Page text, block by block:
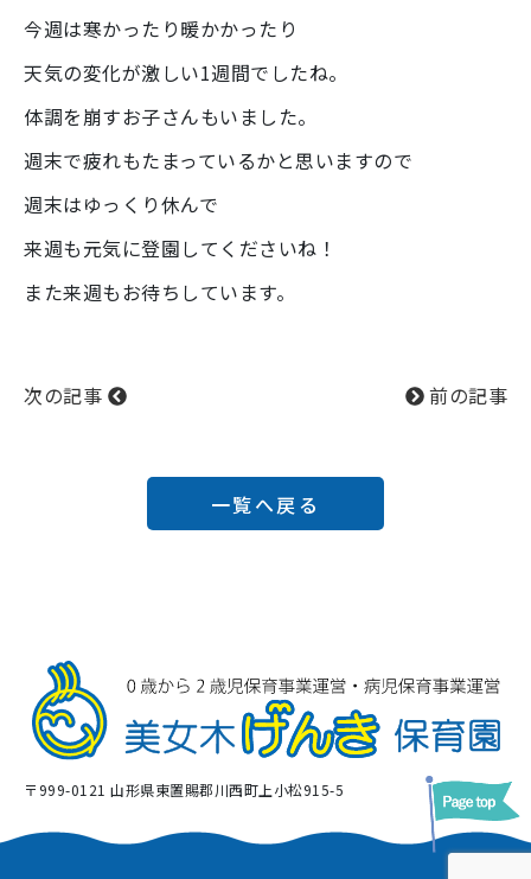
今週は寒かったり暖かかったり
天気の変化が激しい1週間でしたね。
体調を崩すお子さんもいました。
週末で疲れもたまっているかと思いますので
週末はゆっくり休んで
来週も元気に登園してくださいね！
また来週もお待ちしています。
次の記事 前の記事
一覧へ戻る
〒999-0121 山形県東置賜郡川西町上小松915-5